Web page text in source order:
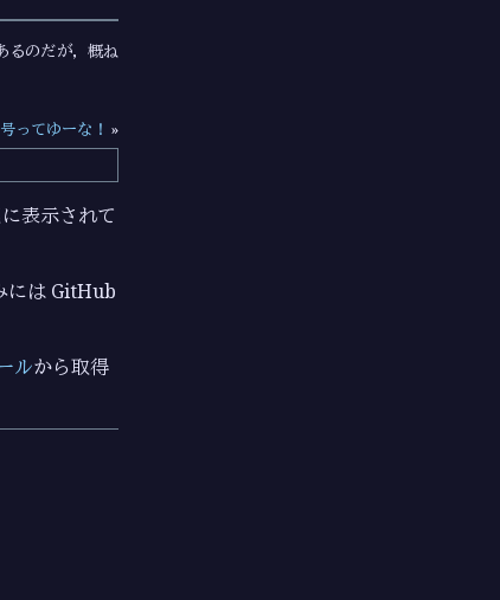
るのだが，概ね
ってゆーな！ »
表示されて
には GitHub
ルから取得